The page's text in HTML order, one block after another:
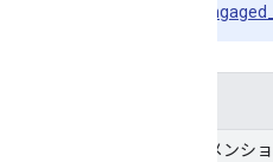
ディメンシ